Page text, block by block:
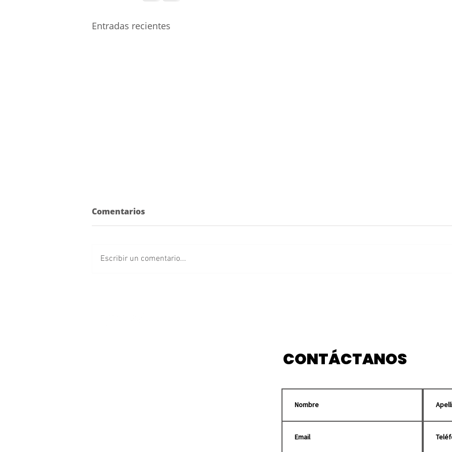
Entradas recientes
Comentarios
Escribir un comentario...
CONTÁCTANOS